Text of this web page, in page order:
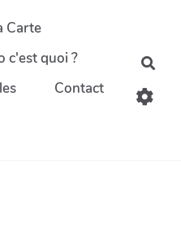
Carte
c'est quoi ?
Contact